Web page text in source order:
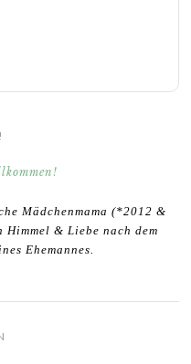
Mädchenmama (*2012 &
Himmel & Liebe nach dem
Ehemannes.